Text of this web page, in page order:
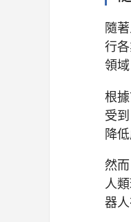
隨
行
領
根
受
降
然
人
器